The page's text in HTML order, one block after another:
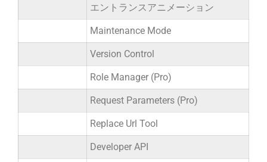
エントランスアニメーション
Maintenance Mode
Version Control
Role Manager (Pro)
Request Parameters (Pro)
Replace Url Tool
Developer API